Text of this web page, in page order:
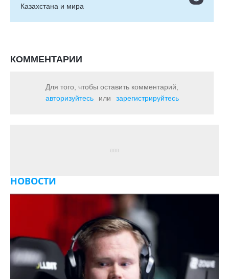
Казахстана и мира
КОММЕНТАРИИ
Для того, чтобы оставить комментарий,
авторизуйтесь
или зарегистрируйтесь
НОВОСТИ